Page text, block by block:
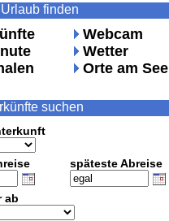
Webcam
Wetter
Orte am See
finden
späteste Abreise
ab
suchen